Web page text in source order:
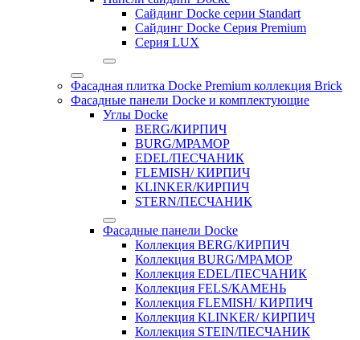
Cайдинг Docke серии Standart
Сайдинг Docke Серия Premium
Серия LUX
Фасадная плитка Docke Premium коллекция Brick
Фасадные панели Docke и комплектующие
Углы Docke
BERG/КИРПИЧ
BURG/МРАМОР
EDEL/ПЕСЧАНИК
FLEMISH/ КИРПИЧ
KLINKER/КИРПИЧ
STERN/ПЕСЧАНИК
Фасадные панели Docke
Коллекция BERG/КИРПИЧ
Коллекция BURG/МРАМОР
Коллекция EDEL/ПЕСЧАНИК
Коллекция FELS/КАМЕНЬ
Коллекция FLEMISH/ КИРПИЧ
Коллекция KLINKER/ КИРПИЧ
Коллекция STEIN/ПЕСЧАНИК